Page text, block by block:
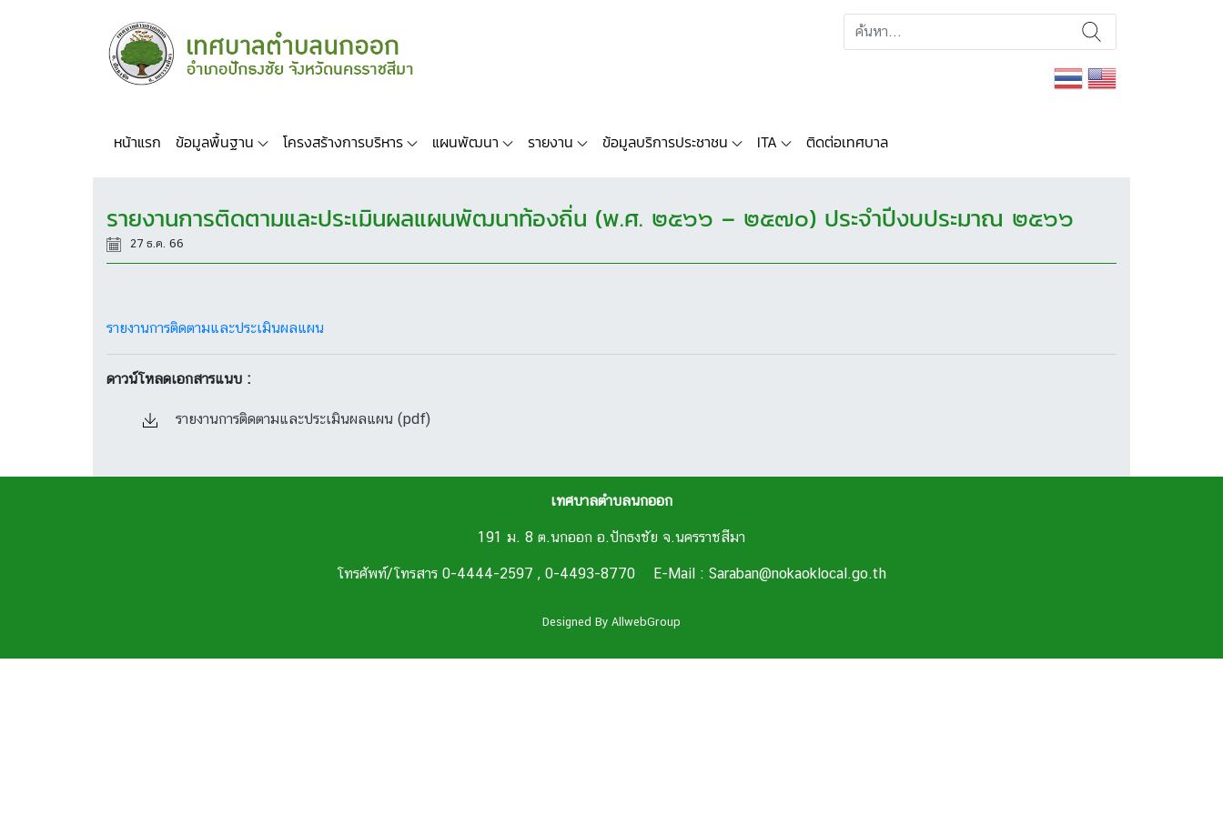
หน้าแรก ข้อมูลพื้นฐาน โครงสร้างการบริหาร แผนพัฒนา รายงาน ข้อมูลบริการประชาชน ITA ติดต่อเทศบาล
รายงานการติดตามและประเมินผลแผนพัฒนาท้องถิ่น (พ.ศ. ๒๕๖๖ – ๒๕๗๐) ประจำปีงบประมาณ ๒๕๖๖
27 ธ.ค. 66
รายงานการติดตามและประเมินผลแผน
ดาวน์โหลดเอกสารแนบ :
รายงานการติดตามและประเมินผลแผน (pdf)
เทศบาลตำบลนกออก
191 ม. 8 ต.นกออก อ.ปักธงชัย จ.นครราชสีมา
โทรศัพท์/โทรสาร 0-4444-2597 , 0-4493-8770 E-Mail : Saraban@nokaoklocal.go.th
Designed By AllwebGroup